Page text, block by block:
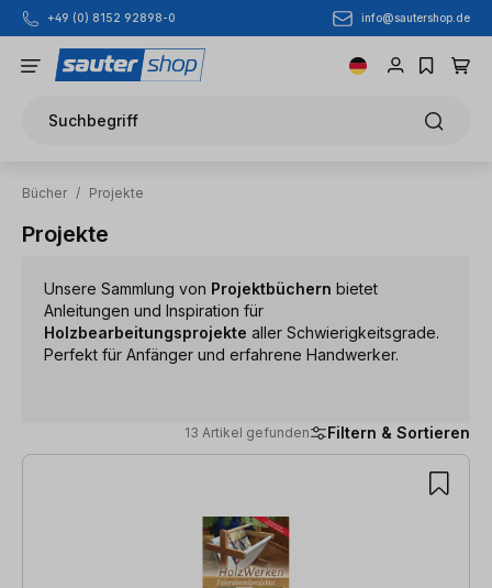
Zum Hauptinhalt springen
+49 (0) 8152 92898-0 info@sautershop.de
Suchbegriff
Bücher / Projekte
Projekte
Unsere Sammlung von Projektbüchern bietet
Anleitungen und Inspiration für
Holzbearbeitungsprojekte aller Schwierigkeitsgrade.
Perfekt für Anfänger und erfahrene Handwerker.
13 Artikel gefunden Filtern & Sortieren
13 Artikel gefunden